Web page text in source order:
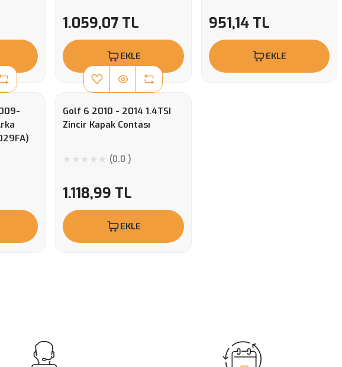
1.059,07 TL
EKLE
951,14 TL
EKLE
Golf 6 2010 - 2014 1.4TSI
Zincir Kapak Contası
(0.0 )
1.118,99 TL
EKLE